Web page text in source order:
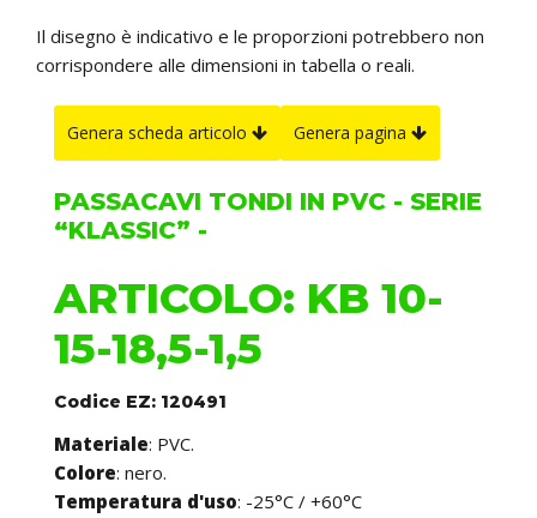
Il disegno è indicativo e le proporzioni potrebbero non
corrispondere alle dimensioni in tabella o reali.
Genera scheda articolo Genera pagina
PASSACAVI TONDI IN PVC - SERIE
“KLASSIC” -
ARTICOLO: KB 10-
15-18,5-1,5
Codice EZ: 120491
Materiale: PVC.
Colore: nero.
Temperatura d'uso: -25°C / +60°C